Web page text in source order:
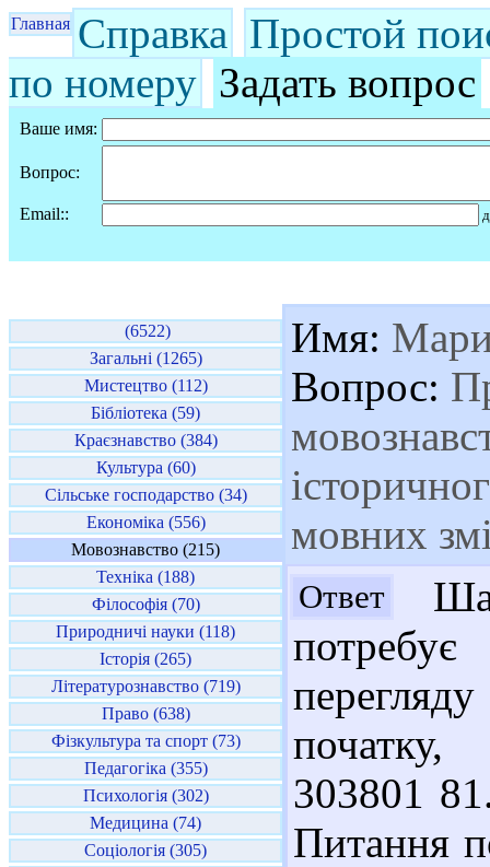
Главная Справка Простой
по номеру Задать вопрос
Ваше имя:
Вопрос:
Email::
(6522)
Загальні (1265)
Мистецтво (112)
Бібліотека (59)
Краєзнавство (384)
Культура (60)
Сільське господарство (34)
Економіка (556)
Мовознавство (215)
Техніка (188)
Філософія (70)
Природничі науки (118)
Історія (265)
Літературознавство (719)
Право (638)
Фізкультура та спорт (73)
Педагогіка (355)
Психологія (302)
Медицина (74)
Соціологія (305)
Имя:
Вопрос:
мовних
Ответ
303801
Питання